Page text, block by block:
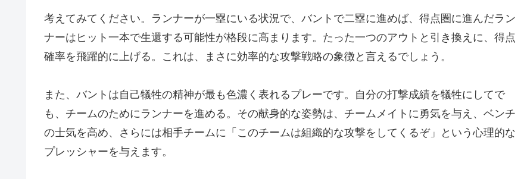
考えてみてください。ランナーが一塁にいる状況で、バントで二塁に進めば、得点圏に進んだラン
ナーはヒット一本で生還する可能性が格段に高まります。たった一つのアウトと引き換えに、得点
確率を飛躍的に上げる。これは、まさに効率的な攻撃戦略の象徴と言えるでしょう。
また、バントは自己犠牲の精神が最も色濃く表れるプレーです。自分の打撃成績を犠牲にしてで
も、チームのためにランナーを進める。その献身的な姿勢は、チームメイトに勇気を与え、ベンチ
の士気を高め、さらには相手チームに「このチームは組織的な攻撃をしてくるぞ」という心理的な
プレッシャーを与えます。